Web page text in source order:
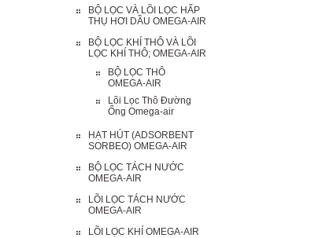
BỘ LỌC VÀ LÕI LỌC HẤP
THỤ HƠI DẦU OMEGA-AIR
BỘ LỌC KHÍ THÔ VÀ LÕI
LỌC KHÍ THÔ; OMEGA-AIR
BỘ LỌC THÔ
OMEGA-AIR
Lõi Lọc Thô Đường
Ống Omega-air
HẠT HÚT (ADSORBENT
SORBEO) OMEGA-AIR
BỘ LỌC TÁCH NƯỚC
OMEGA-AIR
LÕI LỌC TÁCH NƯỚC
OMEGA-AIR
LÕI LỌC KHÍ OMEGA-AIR